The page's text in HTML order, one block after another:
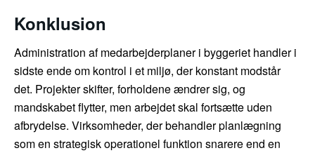
Konklusion
Administration af medarbejderplaner i byggeriet handler i
sidste ende om kontrol i et miljø, der konstant modstår
det. Projekter skifter, forholdene ændrer sig, og
mandskabet flytter, men arbejdet skal fortsætte uden
afbrydelse. Virksomheder, der behandler planlægning
som en strategisk operationel funktion snarere end en